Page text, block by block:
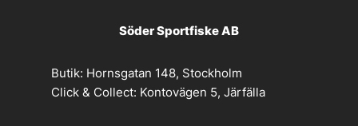
Söder Sportfiske AB
Butik: Hornsgatan 148, Stockholm
Click & Collect: Kontovägen 5, Järfälla